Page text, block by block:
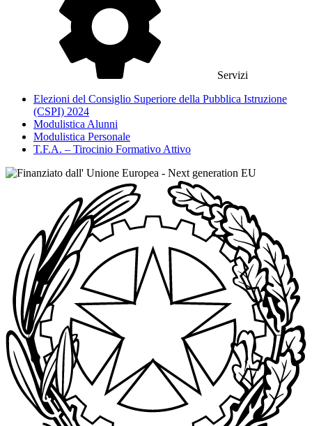
Servizi
Elezioni del Consiglio Superiore della Pubblica Istruzione
(CSPI) 2024
Modulistica Alunni
Modulistica Personale
T.F.A. – Tirocinio Formativo Attivo